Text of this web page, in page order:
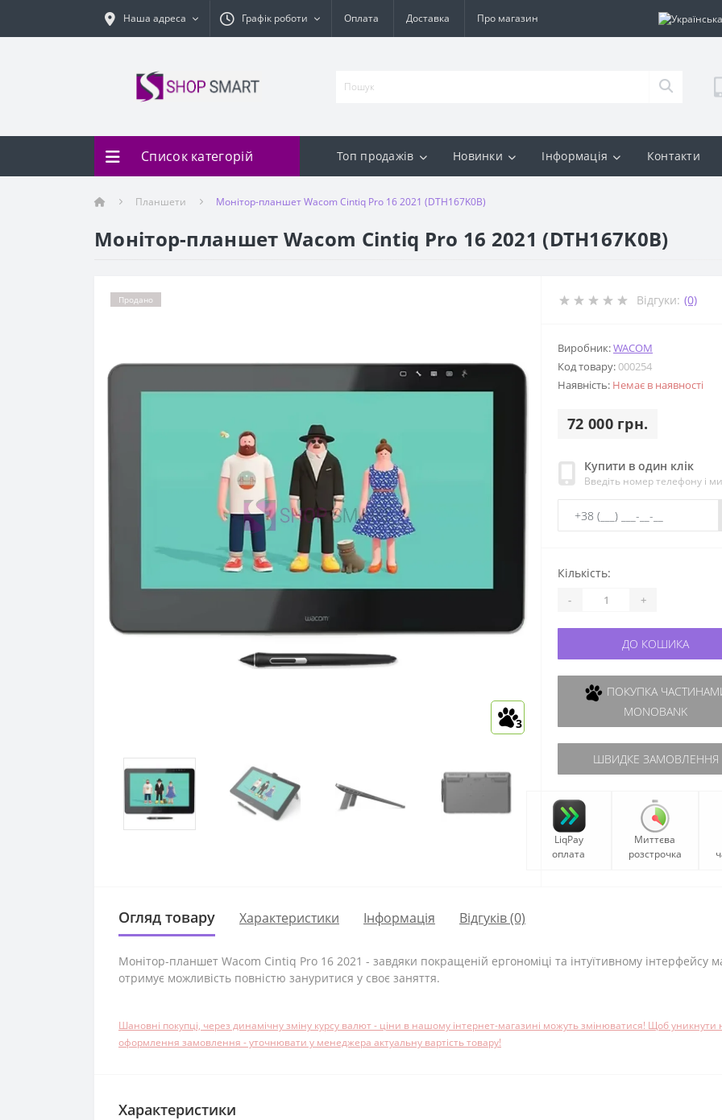
Наша адреса Графік роботи Оплата Доставка Про магазин
Список категорій Топ продажів Новинки Інформація Контакти
Планшети Монітор-планшет Wacom Cintiq Pro 16 2021 (DTH167K0B)
Монітор-планшет Wacom Cintiq Pro 16 2021 (DTH167K0B)
Продано
3
Відгуки: (0)
Виробник:WACOM
Код товару:000254
Наявність: Немає в наявності
72 000 грн.
Купити в один клік
Введіть номер телефону і
Кількість:
- +
ДО КОШИКА
MONOBANK
ШВИДКЕ ЗАМОВЛЕННЯ
LiqPay
оплата
Миттєва
розстрочка
Огляд товару Характеристики Iнформація Відгуків (0)
Монітор-планшет Wacom Cintiq Pro 16 2021 - завдяки покращеній ергономіці та інтуїтивному
отримує можливість повністю зануритися у своє заняття.
Шановні покупці, через динамічну зміну курсу валют - ціни в нашому інтернет-магазині можуть змінюватися! Щоб
оформлення замовлення - уточнювати у менеджера актуальну вартість товару!
Характеристики